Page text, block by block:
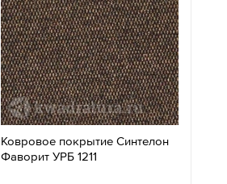
Ковровое покрытие Синтелон
Фаворит УРБ 1211